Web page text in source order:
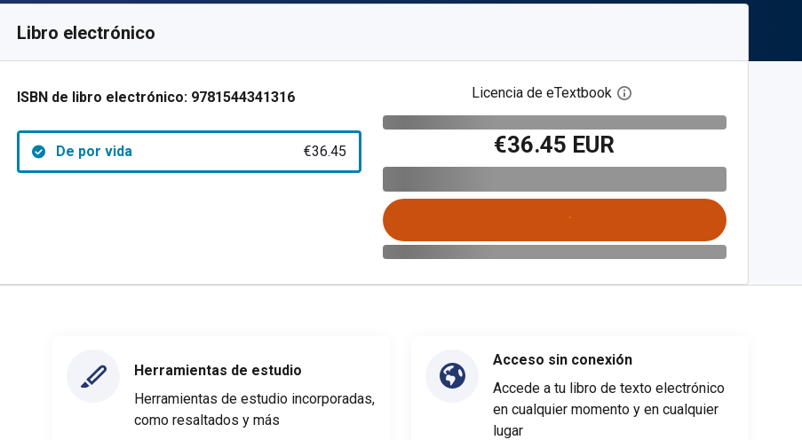
Libro electrónico
ISBN de libro electrónico: 9781544341316
De por vida €36.45
Licencia de eTextbook Abre el cuadro de diálogo
€36.45 EUR
Herramientas de estudio
Herramientas de estudio incorporadas,
como resaltados y más
Acceso sin conexión
Accede a tu libro de texto electrónico
en cualquier momento y en cualquier
lugar